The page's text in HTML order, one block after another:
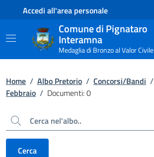
Contenuto principale
Piede di paginaAccedi all'area personale
Comune di Pignataro
Interamna
Medaglia di Bronzo al Valor Civile
Home / Albo Pretorio / Concorsi/Bandi /
Febbraio / Documenti: 0
Cerca
Cerca